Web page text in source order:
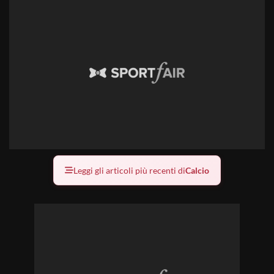
Leggi gli articoli più recenti diCalcio